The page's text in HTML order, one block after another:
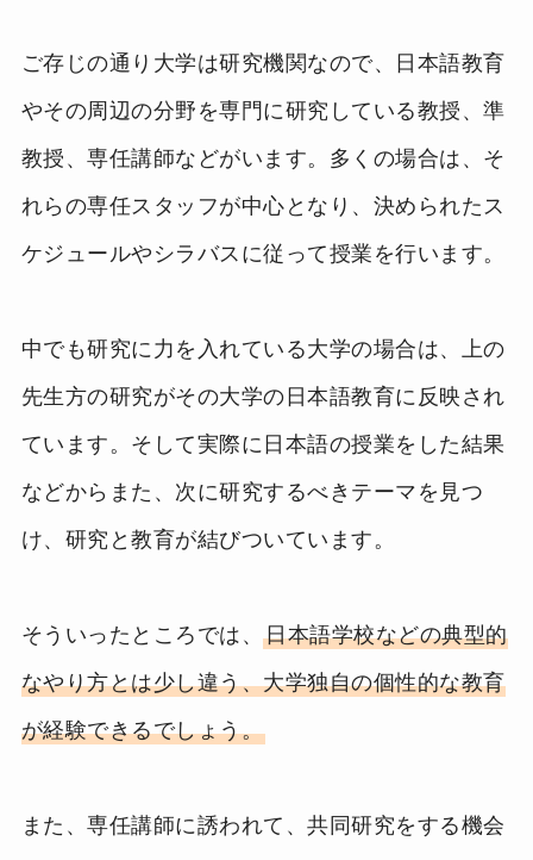
ご存じの通り大学は研究機関なので、日本語教育
やその周辺の分野を専門に研究している教授、準
教授、専任講師などがいます。多くの場合は、そ
れらの専任スタッフが中心となり、決められたス
ケジュールやシラバスに従って授業を行います。
中でも研究に力を入れている大学の場合は、上の
先生方の研究がその大学の日本語教育に反映され
ています。そして実際に日本語の授業をした結果
などからまた、次に研究するべきテーマを見つ
け、研究と教育が結びついています。
そういったところでは、日本語学校などの典型的
なやり方とは少し違う、大学独自の個性的な教育
が経験できるでしょう。
また、専任講師に誘われて、共同研究をする機会